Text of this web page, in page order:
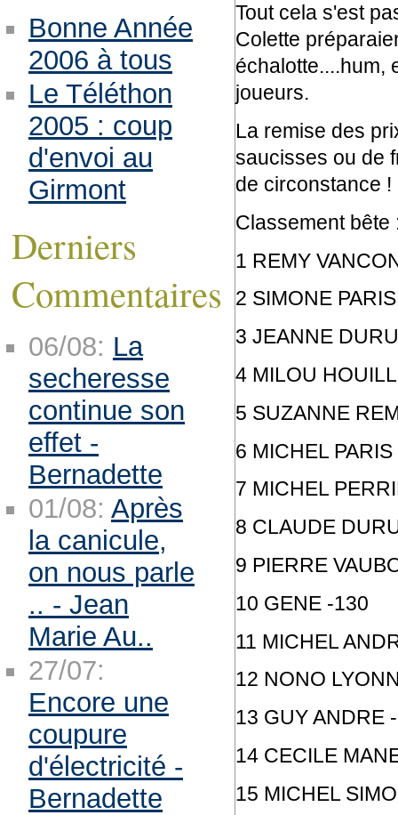
Tout cela s'est
Colette
échalotte....hum,
joueurs.
La remise des
saucisses ou de
de circonstance !
Classement bête
1 REMY
2 SIMONE
3 JEANNE
4 MILOU
5 SUZANNE
6 MICHEL
7 MICHEL
8 CLAUDE
9 PIERRE
10 GENE -130
11 MICHEL
12 NONO
13 GUY ANDRE
14 CECILE
15 MICHEL
Bonne Année
2006 à tous
Le Téléthon
2005 : coup
d'envoi au
Girmont
Derniers
Commentaires
06/08: La
secheresse
continue son
effet -
Bernadette
01/08: Après
la canicule,
on nous parle
.. - Jean
Marie Au..
27/07:
Encore une
coupure
d'électricité -
Bernadette